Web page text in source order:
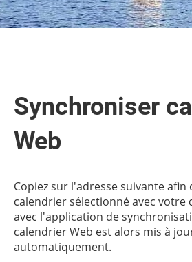
Synchroniser
Web
Copiez sur l'adresse suivante
calendrier sélectionné avec votre
avec l'application de
calendrier Web est alors mis à
automatiquement.